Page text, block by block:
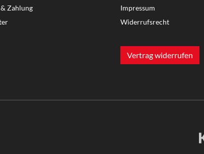
Zahlung
Impressum
Widerrufsrecht
Vertrag widerrufen